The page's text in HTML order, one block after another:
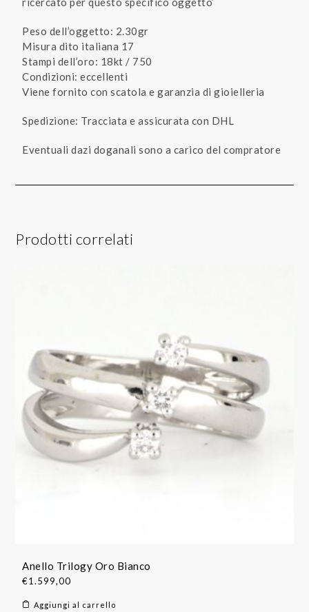
Peso dell’oggetto: 2.30gr
Misura dito italiana 17
Stampi dell’oro: 18kt / 750
Condizioni: eccellenti
Viene fornito con scatola e garanzia di gioielleria
Spedizione: Tracciata e assicurata con DHL
Eventuali dazi doganali sono a carico del compratore
Prodotti correlati
Anello Trilogy Oro Bianco
€1.599,00
Aggiungi al carrello